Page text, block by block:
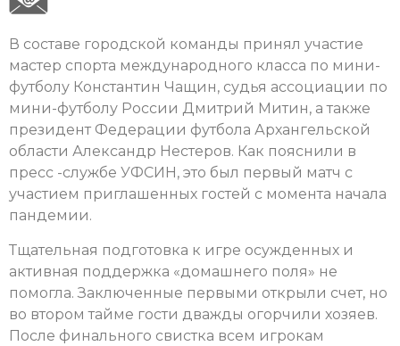
В составе городской команды принял участие
мастер спорта международного класса по мини-
футболу Константин Чащин, судья ассоциации по
мини-футболу России Дмитрий Митин, а также
президент Федерации футбола Архангельской
области Александр Нестеров. Как пояснили в
пресс -службе УФСИН, это был первый матч с
участием приглашенных гостей с момента начала
пандемии.
Тщательная подготовка к игре осужденных и
активная поддержка «домашнего поля» не
помогла.Заключенные первыми открыли счет, но
во втором тайме гости дважды огорчили хозяев.
После финального свистка всем игрокам